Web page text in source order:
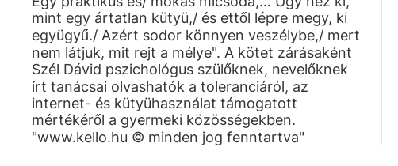
mint egy ártatlan kütyü,/ és ettől lépre megy, ki
együgyű./ Azért sodor könnyen veszélybe,/ mert
nem látjuk, mit rejt a mélye". A kötet zárásaként
Szél Dávid pszichológus szülőknek, nevelőknek
írt tanácsai olvashatók a toleranciáról, az
internet- és kütyühasználat támogatott
mértékéről a gyermeki közösségekben.
"www.kello.hu © minden jog fenntartva"